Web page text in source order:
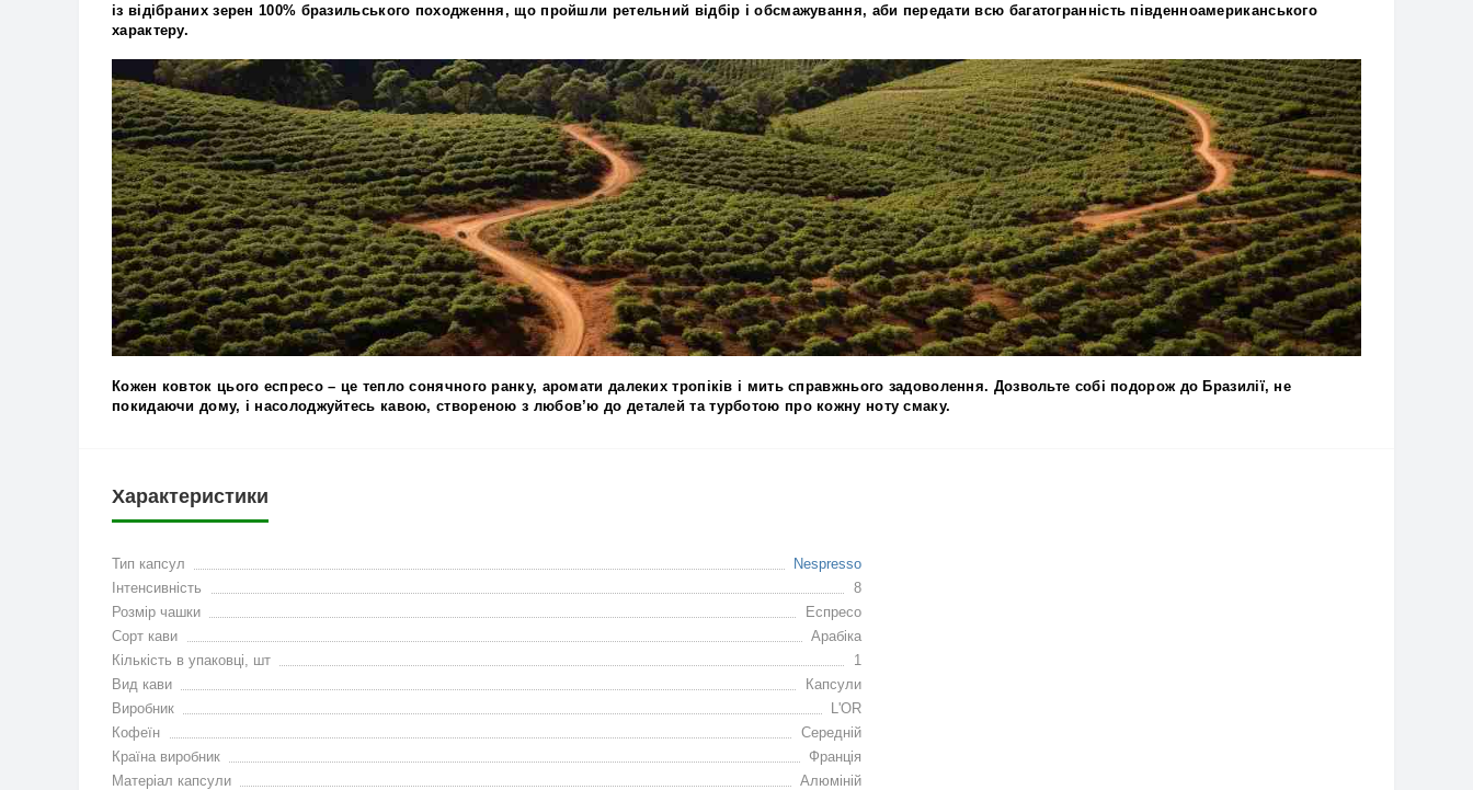
із відібраних зерен 100% бразильського походження, що пройшли ретельний відбір і обсмажування, аби передати всю багатогранність південноамериканського
характеру.
Кожен ковток цього еспресо – це тепло сонячного ранку, аромати далеких тропіків і мить справжнього задоволення. Дозвольте собі подорож до Бразилії, не
покидаючи дому, і насолоджуйтесь кавою, створеною з любов’ю до деталей та турботою про кожну ноту смаку.
Характеристики
Тип капсул
Nespresso
Інтенсивність
8
Розмір чашки
Еспресо
Сорт кави
Арабіка
Кількість в упаковці, шт
1
Вид кави
Капсули
Виробник
L'OR
Кофеїн
Середній
Країна виробник
Франція
Матеріал капсули
Алюміній